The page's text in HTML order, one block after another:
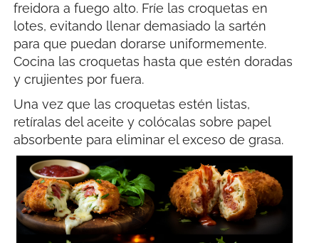
freidora a fuego alto. Fríe las croquetas en
lotes, evitando llenar demasiado la sartén
para que puedan dorarse uniformemente.
Cocina las croquetas hasta que estén doradas
y crujientes por fuera.
Una vez que las croquetas estén listas,
retíralas del aceite y colócalas sobre papel
absorbente para eliminar el exceso de grasa.